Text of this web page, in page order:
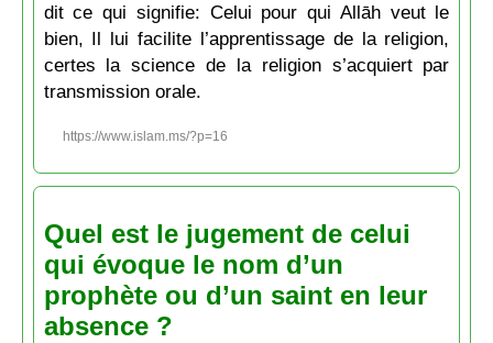
dit ce qui signifie: Celui pour qui Allāh veut le
bien, Il lui facilite l’apprentissage de la religion,
certes la science de la religion s’acquiert par
transmission orale.
https://www.islam.ms/?p=16
Quel est le jugement de celui
qui évoque le nom d’un
prophète ou d’un saint en leur
absence ?